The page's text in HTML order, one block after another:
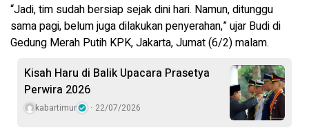
“Jadi, tim sudah bersiap sejak dini hari. Namun, ditunggu
sama pagi, belum juga dilakukan penyerahan,” ujar Budi di
Gedung Merah Putih KPK, Jakarta, Jumat (6/2) malam.
Kisah Haru di Balik Upacara Prasetya
Perwira 2026
kabartimur 22/07/2026